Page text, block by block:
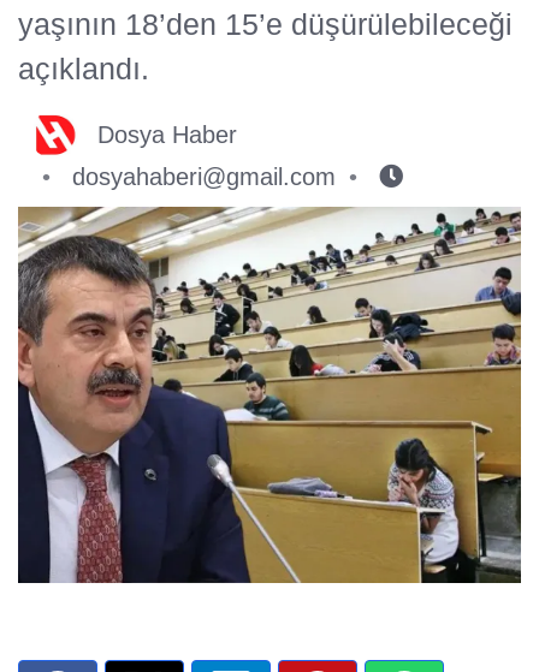
yaşının 18’den 15’e düşürülebileceği
açıklandı.
Dosya Haber
dosyahaberi@gmail.com